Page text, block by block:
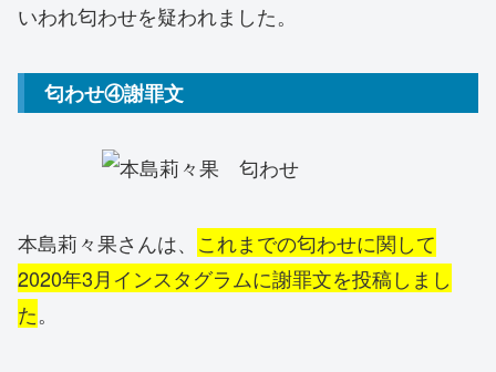
いわれ匂わせを疑われました。
匂わせ④謝罪文
本島莉々果さんは、 これまでの匂わせに関して
2020年3月インスタグラムに謝罪文を投稿しまし
た。